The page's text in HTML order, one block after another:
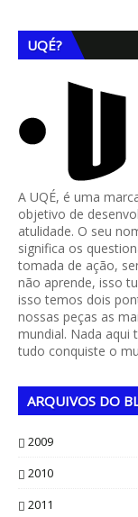
UQÉ?
A UQÉ, é uma
objetivo de
atulidade. O seu
significa os
tomada de ação,
não aprende, isso
isso temos dois
nossas peças as
mundial. Nada aqui
tudo conquiste o
ARQUIVOS DO
2009
2010
2011